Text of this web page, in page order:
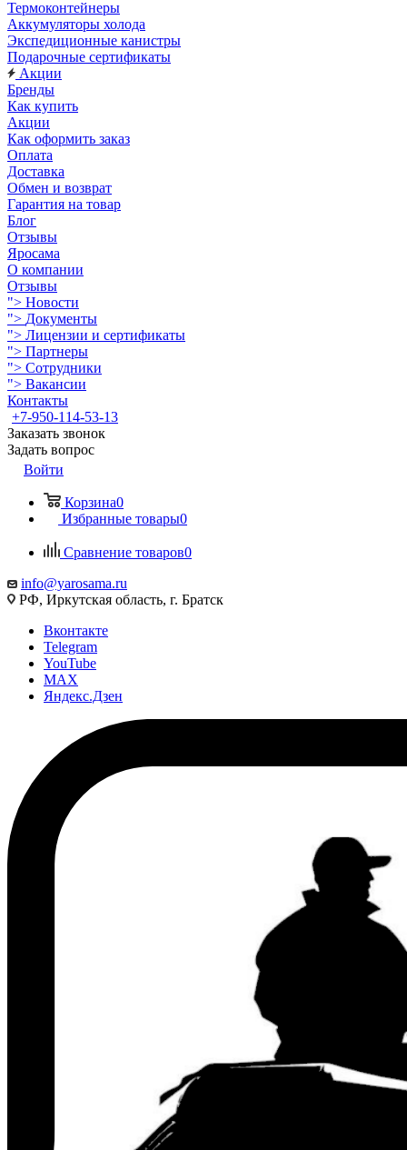
Термоконтейнеры
Аккумуляторы холода
Экспедиционные канистры
Подарочные сертификаты
Акции
Бренды
Как купить
Акции
Как оформить заказ
Оплата
Доставка
Обмен и возврат
Гарантия на товар
Блог
Отзывы
Яросама
О компании
Отзывы
"> Новости
"> Документы
"> Лицензии и сертификаты
"> Партнеры
"> Сотрудники
"> Вакансии
Контакты
+7-950-114-53-13
Заказать звонок
Задать вопрос
Войти
Корзина0
Избранные товары0
Сравнение товаров0
info@yarosama.ru
РФ, Иркутская область, г. Братск
Вконтакте
Telegram
YouTube
MAX
Яндекс.Дзен